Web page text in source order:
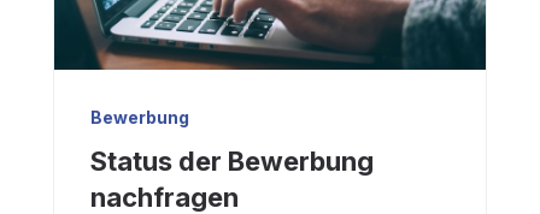
Bewerbung
Status der Bewerbung
nachfragen